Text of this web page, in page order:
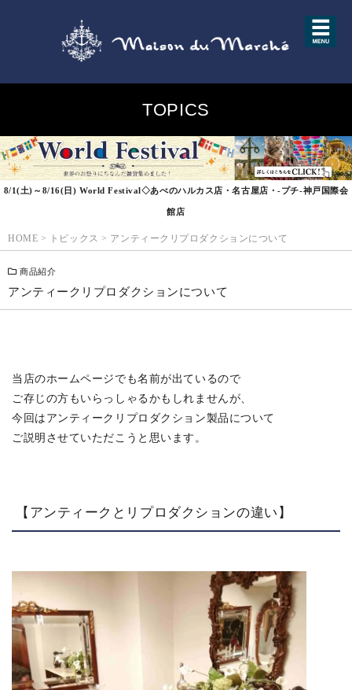
TOPICS
8/1(土)～8/16(日) World Festival◇あべのハルカス店・名古屋店・-プチ-神戸国際会
館店
HOME > トピックス > アンティークリプロダクションについて
商品紹介
アンティークリプロダクションについて
当店のホームページでも名前が出ているので
ご存じの方もいらっしゃるかもしれませんが、
今回はアンティークリプロダクション製品について
ご説明させていただこうと思います。
【アンティークとリプロダクションの違い】